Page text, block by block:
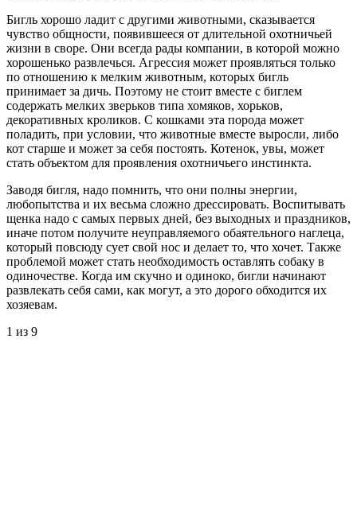
Бигль хорошо ладит с другими животными, сказывается
чувство общности, появившееся от длительной охотничьей
жизни в своре. Они всегда рады компании, в которой можно
хорошенько развлечься. Агрессия может проявляться только
по отношению к мелким животным, которых бигль
принимает за дичь. Поэтому не стоит вместе с биглем
содержать мелких зверьков типа хомяков, хорьков,
декоративных кроликов. С кошками эта порода может
поладить, при условии, что животные вместе выросли, либо
кот старше и может за себя постоять. Котенок, увы, может
стать объектом для проявления охотничьего инстинкта.
Заводя бигля, надо помнить, что они полны энергии,
любопытства и их весьма сложно дрессировать. Воспитывать
щенка надо с самых первых дней, без выходных и праздников,
иначе потом получите неуправляемого обаятельного наглеца,
который повсюду сует свой нос и делает то, что хочет. Также
проблемой может стать необходимость оставлять собаку в
одиночестве. Когда им скучно и одиноко, бигли начинают
развлекать себя сами, как могут, а это дорого обходится их
хозяевам.
1 из 9